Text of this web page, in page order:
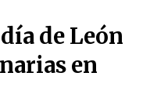
de León
en